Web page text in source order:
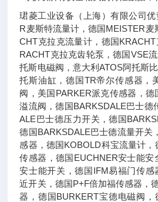
珺菱工业设备（上海）有限公司
R麦斯特流量计，德国MEISTER
CHT克拉克流量计，德国
RACHT克拉克齿轮泵，德国VSE
托斯电磁阀，意大利ATOS阿托斯
托斯油缸，德国TR帝尔传感器，
阀，美国PARKER派克传感器，
溢流阀，德国BARKSDALE巴士德
ALE巴士德压力开关，德国
德国BARKSDALE巴士德流量开关
感器，德国KOBOLD科宝流量计
传感器，德国EUCHNER安士能安
安士能开关，德国IFM易福门传
近开关，德国P+F倍加福传感器，
器，德国BURKERT宝德电磁阀，